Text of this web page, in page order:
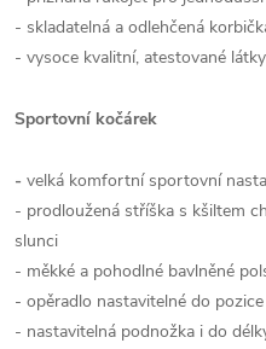
- skladatelná a odlehčená
- vysoce kvalitní, atestované látky
Sportovní kočárek
- velká komfortní sportovní
- prodloužená stříška s kšiltem
slunci
- měkké a pohodlné bavlněné
- opěradlo nastavitelné do
- nastavitelná podnožka i do